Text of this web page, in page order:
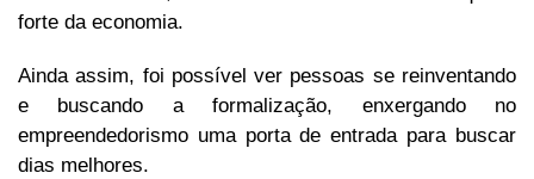
forte da economia.
Ainda assim, foi possível ver pessoas se reinventando
e buscando a formalização, enxergando no
empreendedorismo uma porta de entrada para buscar
dias melhores.